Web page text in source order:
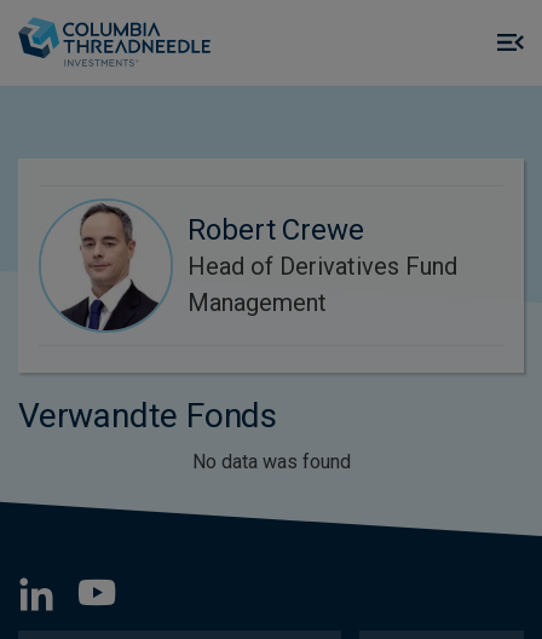
Robert Crewe
Head of Derivatives Fund
Management
Verwandte Fonds
No data was found